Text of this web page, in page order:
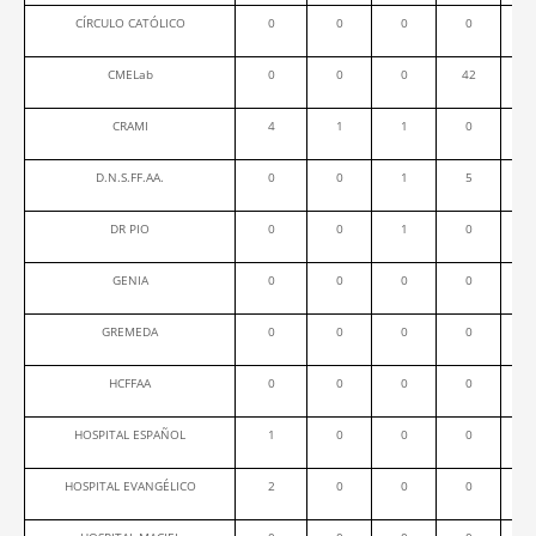
CÍRCULO CATÓLICO 0 0 0 0
CMELab 0 0 0 42
CRAMI 4 1 1 0
D.N.S.FF.AA. 0 0 1 5
DR PIO 0 0 1 0
GENIA 0 0 0 0
GREMEDA 0 0 0 0
HCFFAA 0 0 0 0
HOSPITAL ESPAÑOL 1 0 0 0
HOSPITAL EVANGÉLICO 2 0 0 0